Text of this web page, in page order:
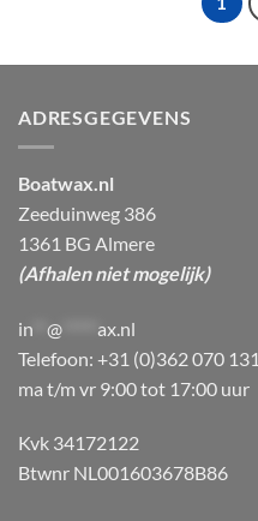
ADRESGEGEVENS
Boatwax.nl
Zeeduinweg 386
1361 BG Almere
(Afhalen niet mogelijk)
in @
ax.nl
Telefoon: +31 (0)362 070 131
ma t/m vr 9:00 tot 17:00 uur
Kvk 34172122
Btwnr NL001603678B86